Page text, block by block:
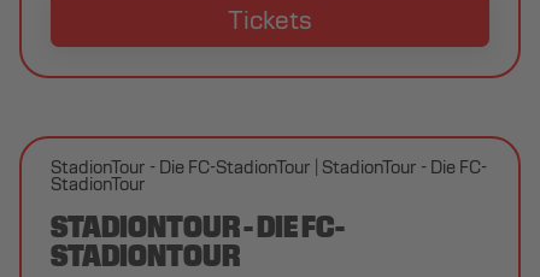
Tickets
StadionTour - Die FC-StadionTour StadionTour - Die FC-
StadionTour
STADIONTOUR - DIE FC-
STADIONTOUR